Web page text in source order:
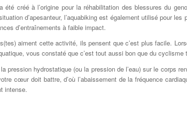
été créé à l’origine pour la réhabilitation des blessures du
d’apesanteur, l’aquabiking est également utilisé pour
d’entraînements à faible impact.
aiment cette activité, ils pensent que c’est plus facile.
vous constaté que c’est tout aussi bon que du cyclisme
pression hydrostatique (ou la pression de l’eau) sur le corps
cœur doit battre, d’où l’abaissement de la fréquence
intense.